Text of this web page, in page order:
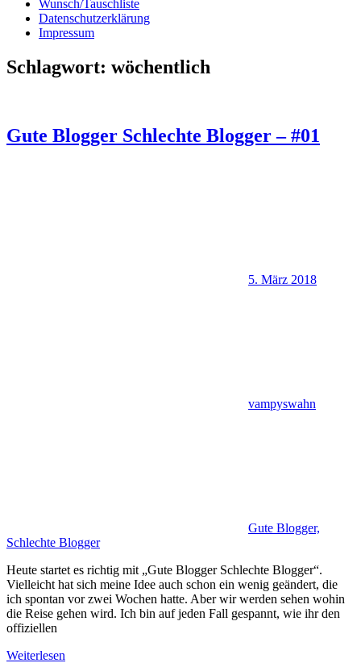
Wunsch/Tauschliste
Datenschutzerklärung
Impressum
Schlagwort: wöchentlich
Gute Blogger Schlechte Blogger – #01
5. März 2018
vampyswahn
Gute Blogger,
Schlechte Blogger
Heute startet es richtig mit „Gute Blogger Schlechte Blogger“.
Vielleicht hat sich meine Idee auch schon ein wenig geändert, die
ich spontan vor zwei Wochen hatte. Aber wir werden sehen wohin
die Reise gehen wird. Ich bin auf jeden Fall gespannt, wie ihr den
offiziellen
Weiterlesen